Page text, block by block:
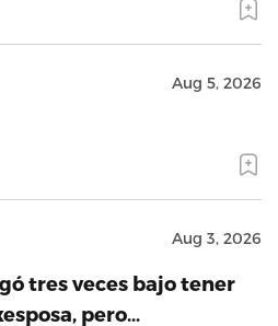
Aug 5, 2026
Aug 3, 2026
tres veces bajo tener
pero…